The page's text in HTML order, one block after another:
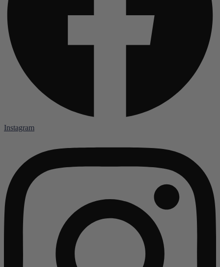
Instagram